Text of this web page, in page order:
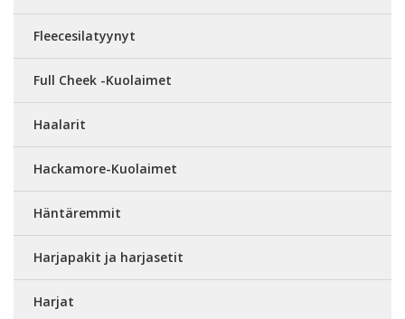
Fleecesilatyynyt
Full Cheek -Kuolaimet
Haalarit
Hackamore-Kuolaimet
Häntäremmit
Harjapakit ja harjasetit
Harjat